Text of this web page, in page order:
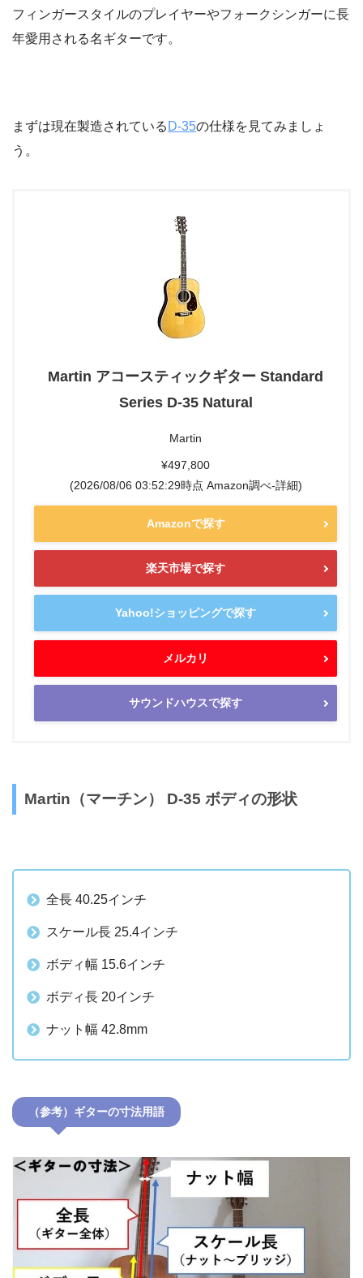
フィンガースタイルのプレイヤーやフォークシンガーに長
年愛用される名ギターです。
まずは現在製造されている D-35の仕様を見てみましょ
う。
Martin アコースティックギター Standard
Series D-35 Natural
Martin
¥497,800
(2026/08/06 03:52:29時点 Amazon調べ-詳細)
Amazonで探す
楽天市場で探す
Yahoo!ショッピングで探す
メルカリ
サウンドハウスで探す
Martin（マーチン） D-35 ボディの形状
全長 40.25インチ
スケール長 25.4インチ
ボディ幅 15.6インチ
ボディ長 20インチ
ナット幅 42.8mm
（参考）ギターの寸法用語